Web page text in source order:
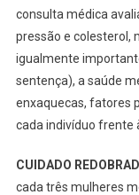
consulta médica
pressão e colesterol,
igualmente
sentença), a saúde
enxaquecas, fatores
cada indivíduo frente
CUIDADO
cada três mulheres